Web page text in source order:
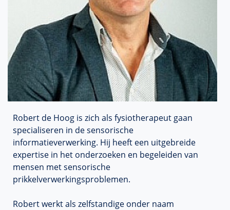
Robert de Hoog is zich als fysiotherapeut gaan
specialiseren in de sensorische
informatieverwerking. Hij heeft een uitgebreide
expertise in het onderzoeken en begeleiden van
mensen met sensorische
prikkelverwerkingsproblemen.
Robert werkt als zelfstandige onder naam